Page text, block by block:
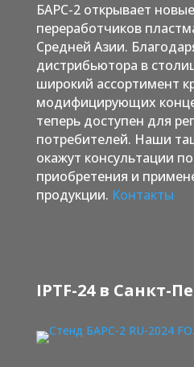
БАРС-2 открывает
переработчиков
Средней Азии.
дистрибьютора в
широкий ассортимент
модифицирующих
теперь доступен для
потребителей. Наши
окажут консультации
приобретения и
продукции. Контакты
IPTF-24 в Санкт-